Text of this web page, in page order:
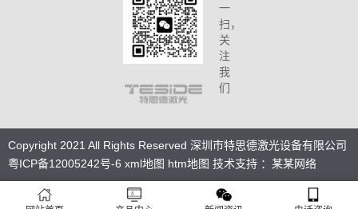
一
扫，
关
注
我
们
Copyright 2021 All Rights Reserved 深圳市特思德激光设备有限公司
粤ICP备12005242号-6 xml地图 htm地图 技术支持 ：某某网络